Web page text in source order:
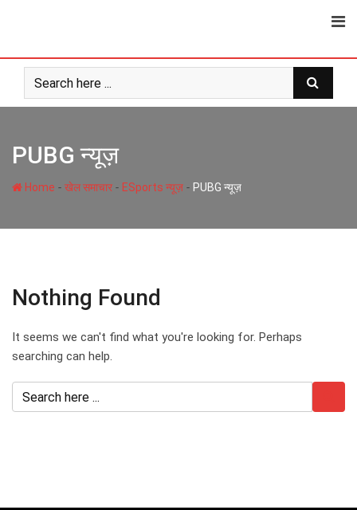
PUBG न्यूज़
Home - खेल समाचार - ESports न्यूज़ - PUBG न्यूज़
Nothing Found
It seems we can't find what you're looking for. Perhaps
searching can help.